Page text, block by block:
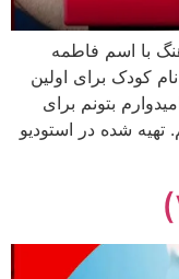
با اسم فاطمه
کودک برای اولین
بتونم برای
شده در استودیو